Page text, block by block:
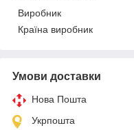
Виробник
Країна виробник
Умови доставки
Нова Пошта
Укрпошта